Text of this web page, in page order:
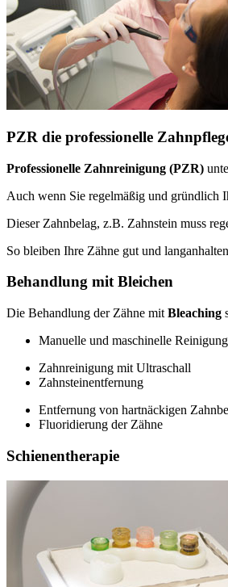
PZR die professionelle
Professionelle Zahnreinigung (PZR)
Auch wenn Sie regelmäßig und gründlich
Dieser Zahnbelag, z.B. Zahnstein muss
So bleiben Ihre Zähne gut und
Behandlung mit Bleichen
Die Behandlung der Zähne mit Bleaching
Manuelle und maschinelle
Zahnreinigung mit Ultraschall
Zahnsteinentfernung
Entfernung von hartnäckigen
Fluoridierung der Zähne
Schienentherapie